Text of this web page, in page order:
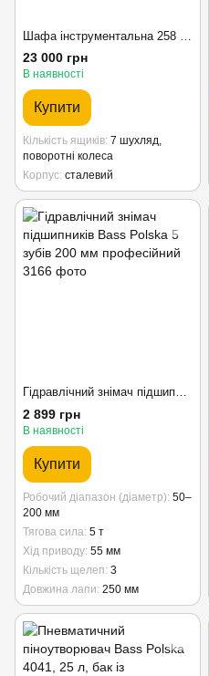
23 000 грн
В наявності
Купити
Кількість ящиків 7 шухляд,
поворотні колеса
Корпус сталевий
Гідравлічний знімач підшипників Bass Polska 5 зубів 200 мм професійний
2 899 грн
В наявності
Купити
Робочий діапазон (діаметр) 50–
200 мм
Тягова сила 5 т
Хід приводу 55 мм
Кількість щелеп 3
Довжина лапи 250 мм